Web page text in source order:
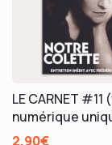
LE CARNET #11
numérique
2,90€